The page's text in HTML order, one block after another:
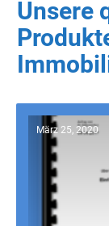
Unsere
März 25, 2020